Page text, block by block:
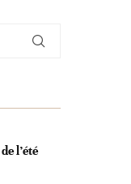
l’été